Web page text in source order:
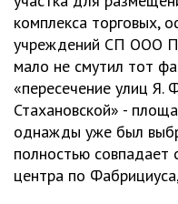
комплекса торговых,
учреждений СП ООО
мало не смутил тот
«пересечение улиц Я.
Стахановской» -
однажды уже был
полностью совпадает
центра по